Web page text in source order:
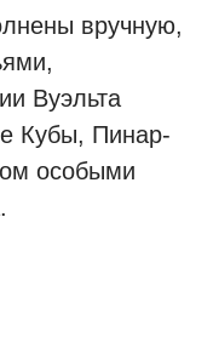
вручную,
Вуэльта
Кубы, Пинар-
особыми